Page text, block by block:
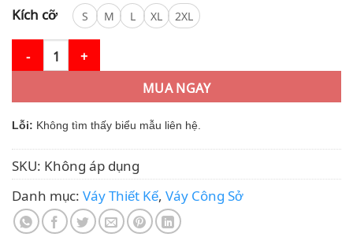
Kích cỡ S M L XL 2XL
Váy Thiết Kế MDU5585 Lụa Twist Satin Trắng Họa Tiết Đen
MUA NGAY
Lỗi: Không tìm thấy biểu mẫu liên hệ.
SKU:Không áp dụng
Danh mục:Váy Thiết Kế,Váy Công Sở